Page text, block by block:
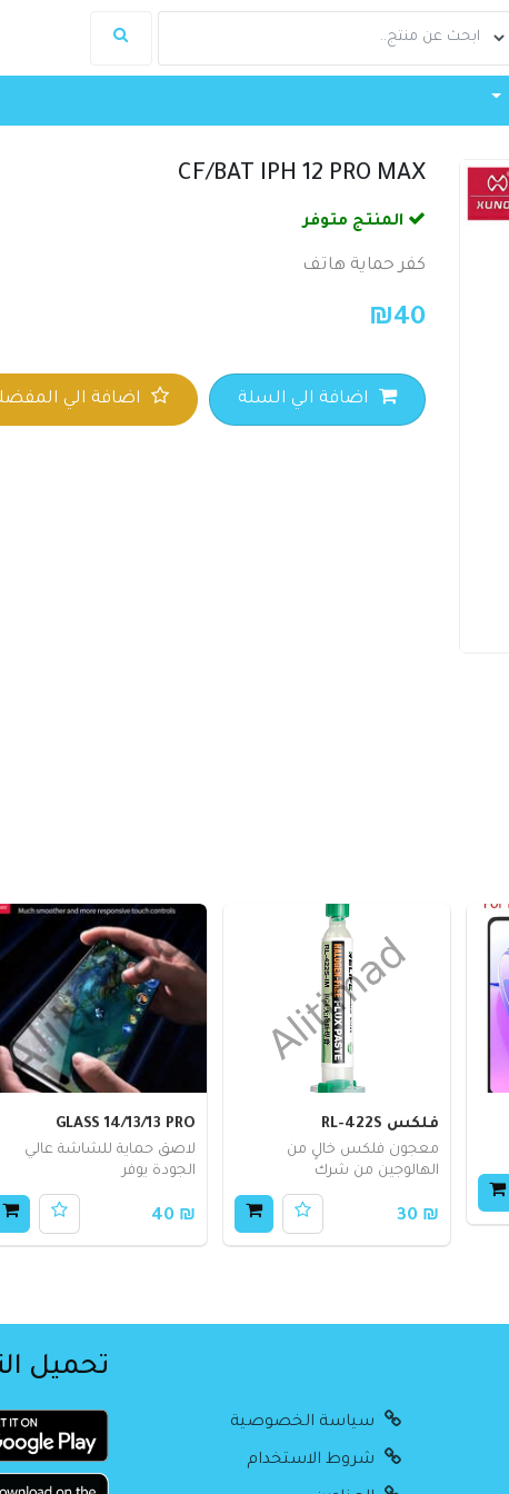
CF/BAT IPH 12 PRO MAX
المنتج متوفر
كفر حماية هاتف
₪40
اضافة الي السلة اضافة الي
فلكس RL-422S
معجون فلكس خالٍ من
الهالوجين من شرك
₪ 30
GLASS 14/13/13 PRO
لاصق حماية للشاشة عالي
الجودة يوفر
₪ 40
سياسة الخصوصية
شروط الاستخدام
تحميل